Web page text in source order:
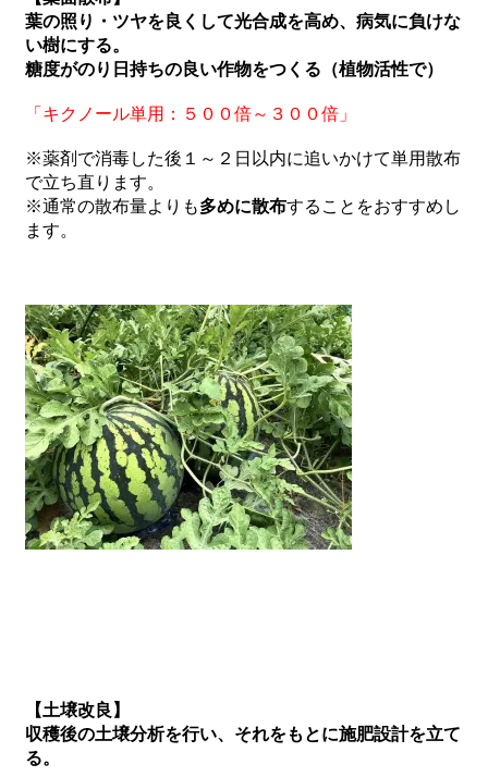
葉の照り・ツヤを良くして光合成を高め、病気に負けな
い樹にする。
糖度がのり日持ちの良い作物をつくる（植物活性で）
「キクノール単用：５００倍～３００倍」
※薬剤で消毒した後１～２日以内に追いかけて単用散布
で立ち直ります。
※通常の散布量よりも多めに散布することをおすすめし
ます。
【土壌改良】
収穫後の土壌分析を行い、それをもとに施肥設計を立て
る。